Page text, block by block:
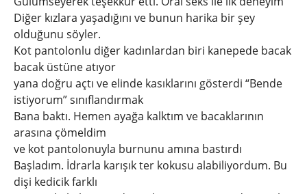
Diğer kızlara yaşadığını ve bunun harika bir şey
olduğunu söyler.
Kot pantolonlu diğer kadınlardan biri kanepede bacak
bacak üstüne atıyor
yana doğru açtı ve elinde kasıklarını gösterdi “Bende
istiyorum” sınıflandırmak
Bana baktı. Hemen ayağa kalktım ve bacaklarının
arasına çömeldim
ve kot pantolonuyla burnunu amına bastırdı
Başladım. İdrarla karışık ter kokusu alabiliyordum. Bu
dişi kedicik farklı